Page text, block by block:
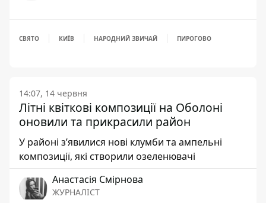
СВЯТО КИЇВ НАРОДНИЙ ЗВИЧАЙ ПИРОГОВО
14:07, 14 червня
Літні квіткові композиції на Оболоні
оновили та прикрасили район
У районі з’явилися нові клумби та ампельні
композиції, які створили озеленювачі
Анастасія Смірнова
ЖУРНАЛІСТ